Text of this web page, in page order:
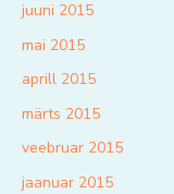
juuni 2015
mai 2015
aprill 2015
märts 2015
veebruar 2015
jaanuar 2015